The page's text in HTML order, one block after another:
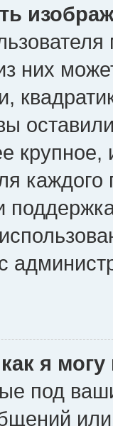
них
крупное,
каждого
я
под